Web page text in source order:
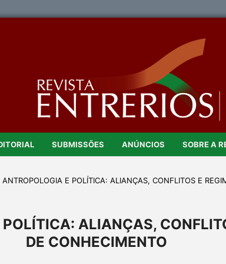
SUBMISSÕES ANÚNCIOS SOBRE A
E POLÍTICA: ALIANÇAS, CONFLITOS E
ALIANÇAS,
DE CONHECIMENTO